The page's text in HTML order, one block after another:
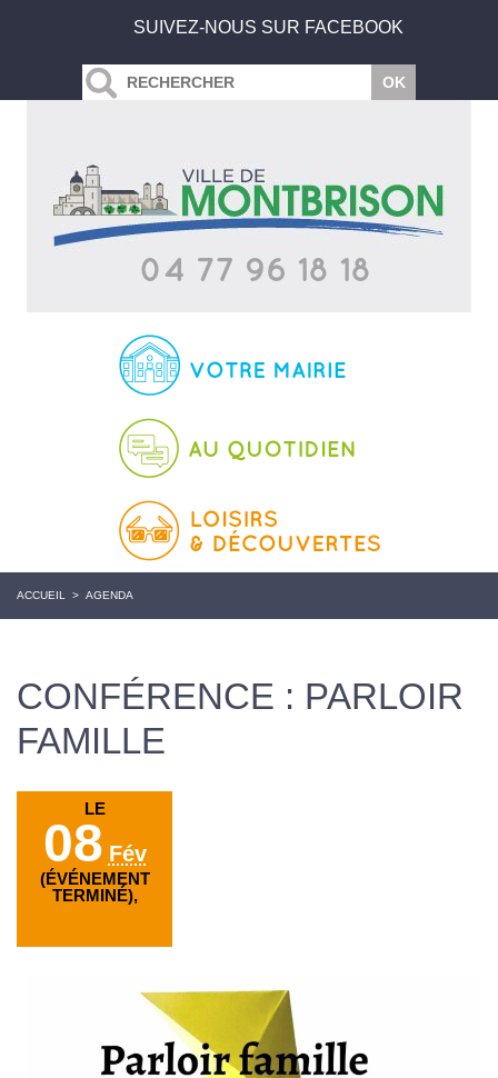
SUIVEZ-NOUS SUR FACEBOOK
ACCUEIL > AGENDA
CONFÉRENCE : PARLOIR
FAMILLE
LE
08 Fév
(ÉVÉNEMENT
TERMINÉ),